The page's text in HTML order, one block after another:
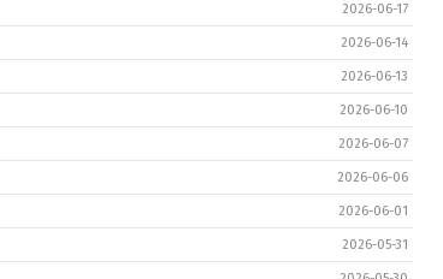
2026-06-17
2026-06-14
2026-06-13
2026-06-10
2026-06-07
2026-06-06
2026-06-01
2026-05-31